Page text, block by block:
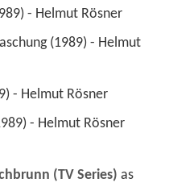
- Helmut Rösner
- Helmut Rösner
- Helmut Rösner
(TV Series)
as